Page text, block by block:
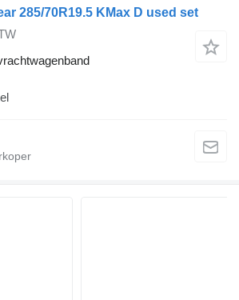
285/70R19.5 KMax D used set